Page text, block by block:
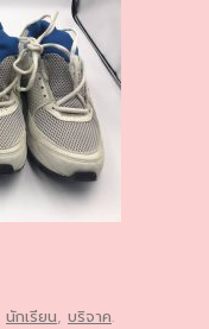
นักเรียน, บริจาค.